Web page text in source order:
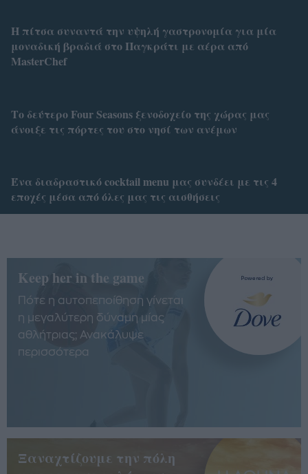
Η πίτσα συναντά την υψηλή γαστρονομία για μία
μοναδική βραδιά στο Παγκράτι με αέρα από
MasterChef
Το δεύτερο Four Seasons ξενοδοχείο της χώρας μας
άνοιξε τις πόρτες του στο νησί των ανέμων
Ένα διαδραστικό cocktail menu μας συνδέει με τις 4
εποχές μέσα από όλες μας τις αισθήσεις
Keep her in the game
Πότε η αυτοπεποίθηση γίνεται
η μεγαλύτερη δύναμη μίας
αθλήτριας; Ανακάλυψε
περισσότερα
Ξαναχτίζουμε την πόλη